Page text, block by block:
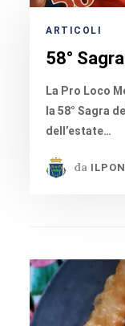
ARTICOLI
58°
La Pro Loco
la 58° Sagra
dell’estate…
da